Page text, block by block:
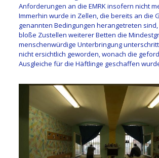
Anforderungen an die EMRK insofern nicht
Immerhin wurde in Zellen, die bereits an die
genannten Bedingungen herangetreten
bloße Zustellen weiterer Betten die
menschenwürdige Unterbringung
nicht ersichtlich geworden, wonach die
Ausgleiche für die Häftlinge geschaffen